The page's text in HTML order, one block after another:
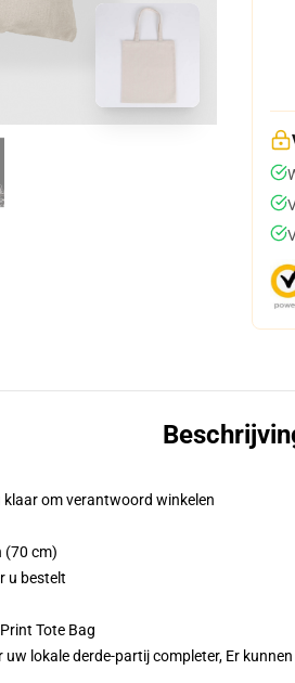
om verantwoord winkelen
(70 cm)
u bestelt
Tote Bag
lokale derde-partij completer, Er